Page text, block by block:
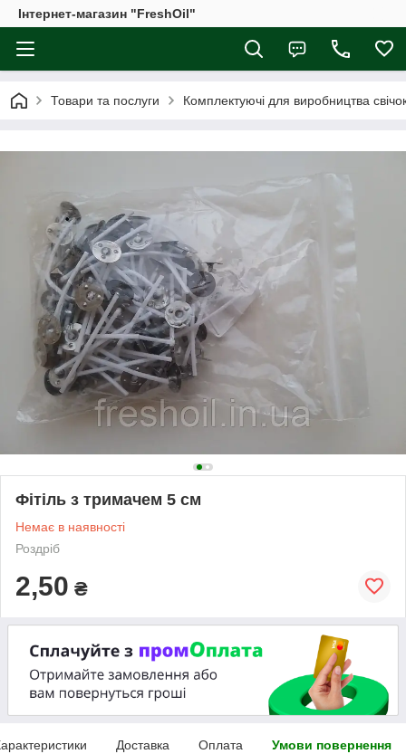
Інтернет-магазин "FreshOil"
Товари та послуги Комплектуючі для виробництва
Фітіль з тримачем 5 см
Немає в наявності
Роздріб
2,50 ₴
Доставка Оплата Умови повернення